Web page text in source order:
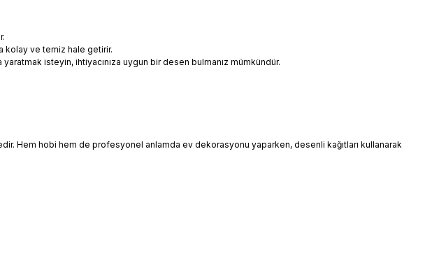
kolay ve temiz hale getirir.
isteyin, ihtiyacınıza uygun bir desen bulmanız mümkündür.
Hem hobi hem de profesyonel anlamda ev dekorasyonu yaparken, desenli kağıtları kullanarak